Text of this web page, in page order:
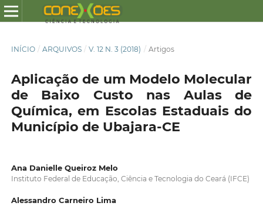
INÍCIO / ARQUIVOS / V. 12 N. 3 (2018) / Artigos
Aplicação de um Modelo Molecular
de Baixo Custo nas Aulas de
Química, em Escolas Estaduais do
Município de Ubajara-CE
Ana Danielle Queiroz Melo
Instituto Federal de Educação, Ciência e Tecnologia do Ceará (IFCE)
Alessandro Carneiro Lima